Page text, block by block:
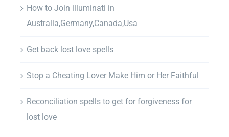
How to Join illuminati in
Australia,Germany,Canada,Usa
Get back lost love spells
Stop a Cheating Lover Make Him or Her Faithful
Reconciliation spells to get for forgiveness for
lost love